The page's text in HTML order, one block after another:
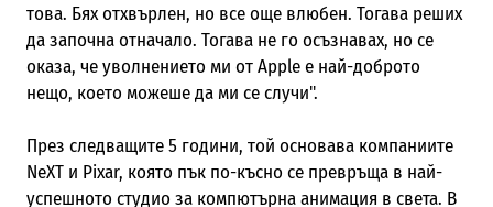
това. Бях отхвърлен, но все още влюбен. Тогава реших
да започна отначало. Тогава не го осъзнавах, но се
оказа, че уволнението ми от Apple e най-доброто
нещо, което можеше да ми се случи".
През следващите 5 години, той основава компаниите
NeXT и Pixar, която пък по-късно се превръща в най-
успешното студио за компютърна анимация в света. В